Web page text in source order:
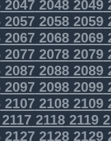
204720482049
205720582059
206720682069
207720782079
208720882089
209720982099
210721082109
21182119
212721282129